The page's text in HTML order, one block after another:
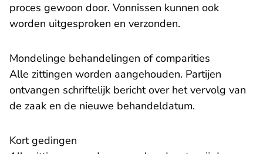
proces gewoon door. Vonnissen kunnen ook
worden uitgesproken en verzonden.
Mondelinge behandelingen of comparities
Alle zittingen worden aangehouden. Partijen
ontvangen schriftelijk bericht over het vervolg van
de zaak en de nieuwe behandeldatum.
Kort gedingen